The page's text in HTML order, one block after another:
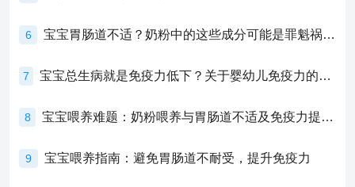
6 宝宝胃肠道不适？奶粉中的这些成分可能是罪魁祸首！
7 宝宝总生病就是免疫力低下？关于婴幼儿免疫力的真相，家长必须了解！
8 宝宝喂养难题：奶粉喂养与胃肠道不适及免疫力提升的奥秘
9 宝宝喂养指南：避免胃肠道不耐受，提升免疫力